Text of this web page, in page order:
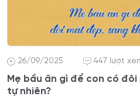
26/09/2025 447 lượt
Mẹ bầu ăn gì để con có
tự nhiên?